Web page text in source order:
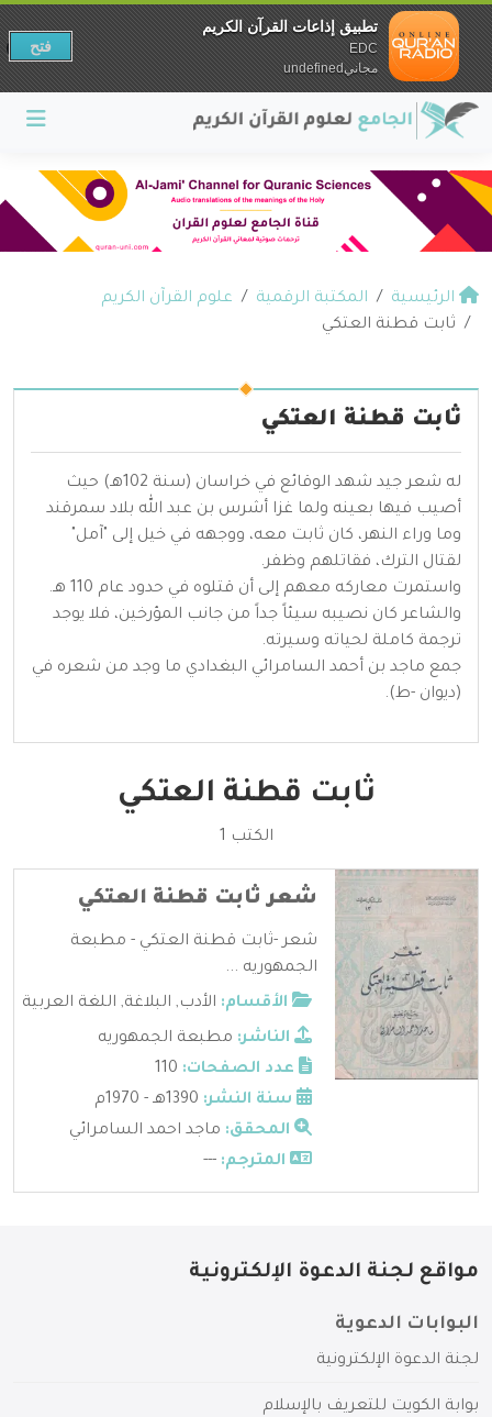
الرئيسية المكتبة الرقمية
علوم القرآن الكريم
ثابت قطنة العتكي
ثابت قطنة العتكي
له شعر جيد شهد الوقائع في خراسان (سنة 102هـ) حيث
أصيب فيها بعينه ولما غزا أشرس بن عبد الله بلاد سمرقند
وما وراء النهر، كان ثابت معه، ووجهه في خيل إلى "آمل"
لقتال الترك، فقاتلهم وظفر.
واستمرت معاركه معهم إلى أن قتلوه في حدود عام 110 هـ.
والشاعر كان نصيبه سيئاً جداً من جانب المؤرخين، فلا يوجد
ترجمة كاملة لحياته وسيرته.
جمع ماجد بن أحمد السامرائي البغدادي ما وجد من شعره في
(ديوان -ط).
ثابت قطنة العتكي
الكتب 1
شعر ثابت قطنة العتكي
شعر -ثابت قطنة العتكي - مطبعة
الجمهوريه ...
الأقسام: الأدب, البلاغة, اللغة العربية
الناشر: مطبعة الجمهوريه
عدد الصفحات:
سنة النشر:
المحقق: ماجد احمد السامرائي
المترجم: ---
مواقع لجنة الدعوة الإلكترونية
البوابات الدعوية
لجنة الدعوة الإلكترونية
بوابة الكويت للتعريف بالإسلام
تطبيق إذاعات القرآن الكريم
EDC
مجانيundefined
فتح